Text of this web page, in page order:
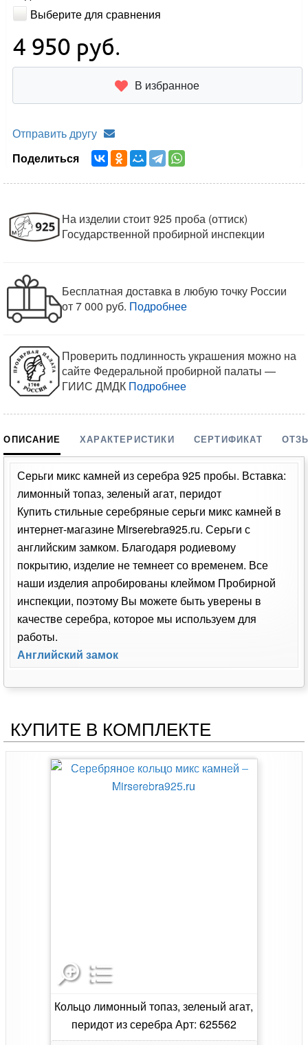
Выберите для сравнения
4 950 руб.
В избранное
Отправить другу
Поделиться
На изделии стоит 925 проба (оттиск)
Государственной пробирной инспекции
Бесплатная доставка в любую точку России
от 7 000 руб. Подробнее
Проверить подлинность украшения можно на
сайте Федеральной пробирной палаты —
ГИИС ДМДК Подробнее
ОПИСАНИЕ ХАРАКТЕРИСТИКИ СЕРТИФИКАТ
Серьги микс камней из серебра 925 пробы. Вставка:
лимонный топаз, зеленый агат, перидот
Купить стильные серебряные серьги микс камней в
интернет-магазине Mirserebra925.ru. Серьги с
английским замком. Благодаря родиевому
покрытию, изделие не темнеет со временем. Все
наши изделия апробированы клеймом Пробирной
инспекции, поэтому Вы можете быть уверены в
качестве серебра, которое мы используем для
работы.
Английский замок
КУПИТЕ В КОМПЛЕКТЕ
Кольцо лимонный топаз, зеленый агат,
перидот из серебра Арт: 625562